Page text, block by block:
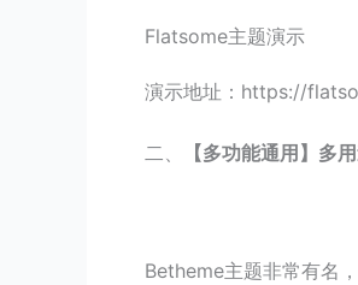
Flatsome主题演示
演示地址：https://
二、 【多功能通用】多
Betheme主题非常有名